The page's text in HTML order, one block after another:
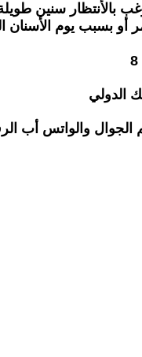
بالأنتظار سنين
بسبب يوم الأسنان
الدولي
الجوال والواتس أب